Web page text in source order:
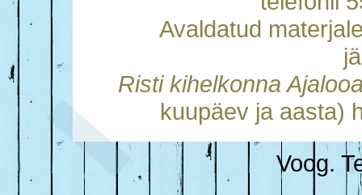
Avaldatud
Risti kihelkonna
kuupäev ja aasta)
Voog.